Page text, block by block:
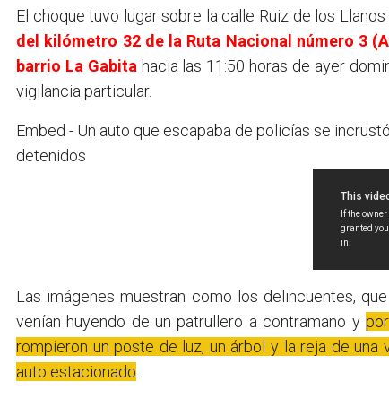
El choque tuvo lugar sobre la calle Ruiz de los
del kilómetro 32 de la Ruta Nacional número 3
barrio La Gabita hacia las 11:50 horas de ayer
vigilancia particular.
Embed - Un auto que escapaba de policías se
detenidos
Las imágenes muestran como los delincuentes,
venían huyendo de un patrullero a contramano y
rompieron un poste de luz, un árbol y la reja de
auto estacionado